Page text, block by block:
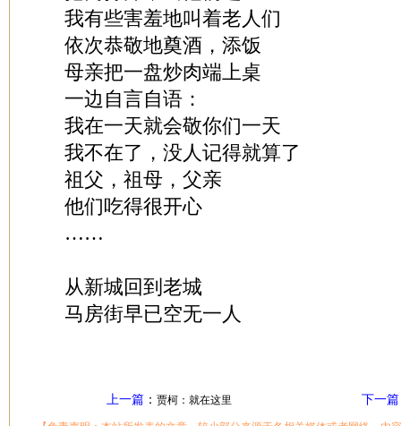
我有些害羞地叫着老人们
依次恭敬地奠酒，添饭
母亲把一盘炒肉端上桌
一边自言自语：
我在一天就会敬你们一天
我不在了，没人记得就算了
祖父，祖母，父亲
他们吃得很开心
……
从新城回到老城
马房街早已空无一人
上一篇： 贾柯：就在这里 下一篇